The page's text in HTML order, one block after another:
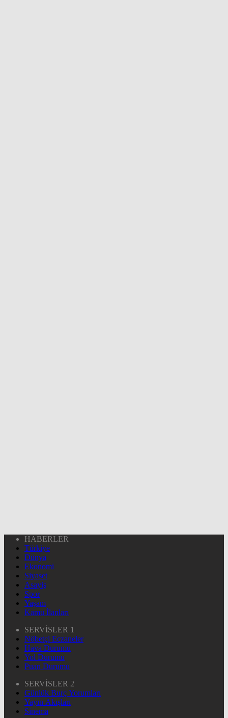
HABERLER
Türkiye
Dünya
Ekonomi
Siyaset
Asayiş
Spor
Yaşam
Kamu İlanları
SERVİSLER 1
Nöbetçi Eczaneler
Hava Durumu
Yol Durumu
Puan Durumu
SERVİSLER 2
Günlük Burç Yorumları
Yayın Akışları
Sinema